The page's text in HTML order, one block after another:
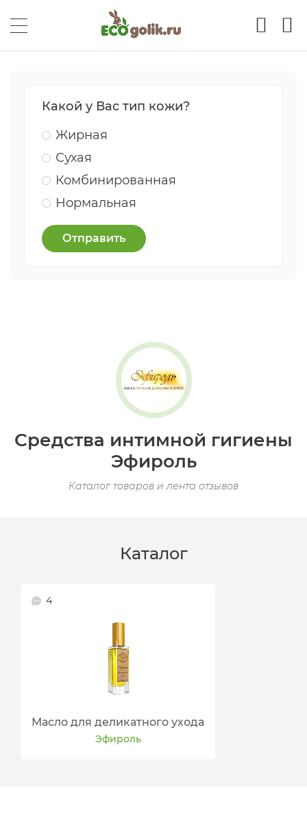
Какой у Вас тип кожи?
Жирная
Сухая
Комбинированная
Нормальная
Отправить
Средства интимной гигиены
Эфироль
Каталог товаров и лента отзывов
Каталог
4
Масло для деликатного ухода
Эфироль